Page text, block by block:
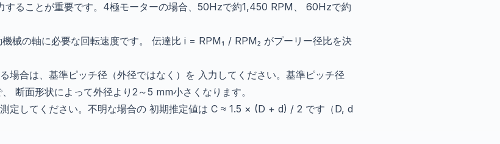
することが重要です。4極モーターの場合、50Hzで約1,450 RPM、 60Hzで約
機械の軸に必要な回転速度です。 伝達比 i = RPM₁ / RPM₂ がプーリー径比を決
場合は、基準ピッチ径（外径ではなく）を 入力してください。基準ピッチ径
断面形状によって外径より2～5 mm小さくなります。
定してください。不明な場合の 初期推定値は C ≈ 1.5 × (D + d) / 2 です（D, d